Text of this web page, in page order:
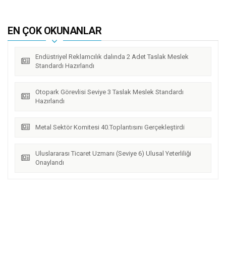
EN ÇOK OKUNANLAR
Endüstriyel Reklamcılık dalında 2 Adet Taslak Meslek
Standardı Hazırlandı
Otopark Görevlisi Seviye 3 Taslak Meslek Standardı
Hazırlandı
Metal Sektör Komitesi 40.Toplantısını Gerçekleştirdi
Uluslararası Ticaret Uzmanı (Seviye 6) Ulusal Yeterliliği
Onaylandı